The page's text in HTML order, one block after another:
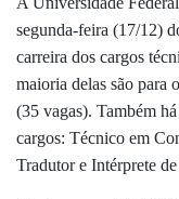
segunda-feira (17/12)
carreira dos cargos
maioria delas são para
(35 vagas). Também
cargos: Técnico em
Tradutor e Intérprete